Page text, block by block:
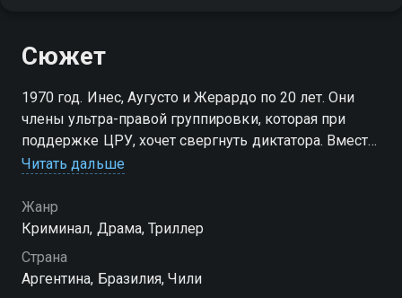
Сюжет
1970 год. Инес, Аугусто и Жерардо по 20 лет. Они
члены ультра-правой группировки, которая при
поддержке ЦРУ, хочет свергнуть диктатора. Вместе
они совершат политическое преступление, которое
любовный треугольник. 40 лет спустя прошлое
возвращается и не все готовы платить по счетам. "В
паутине лжи" — смотрите онлайн в хорошем
качестве.
Читать дальше
Жанр
Криминал, Драма, Триллер
Страна
Аргентина, Бразилия, Чили